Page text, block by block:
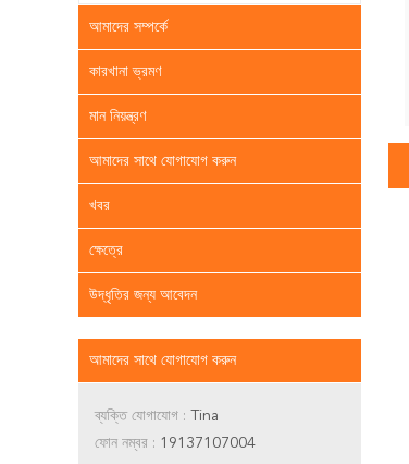
আমাদের সম্পর্কে
কারখানা ভ্রমণ
মান নিয়ন্ত্রণ
আমাদের সাথে যোগাযোগ করুন
খবর
ক্ষেত্রে
উদ্ধৃতির জন্য আবেদন
আমাদের সাথে যোগাযোগ করুন
ব্যক্তি যোগাযোগ : Tina
ফোন নম্বর : 19137107004